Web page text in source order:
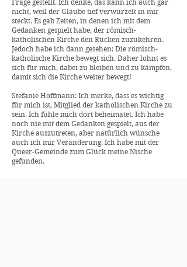
Frage gestellt. Ich denke, das kann ich auch gar
nicht, weil der Glaube tief verwurzelt in mir
steckt. Es gab Zeiten, in denen ich mit dem
Gedanken gespielt habe, der römisch-
katholischen Kirche den Rücken zuzukehren.
Jedoch habe ich dann gesehen: Die römisch-
katholische Kirche bewegt sich. Daher lohnt es
sich für mich, dabei zu bleiben und zu kämpfen,
damit sich die Kirche weiter bewegt!
Stefanie Hoffmann: Ich merke, dass es wichtig
für mich ist, Mitglied der katholischen Kirche zu
sein. Ich fühle mich dort beheimatet. Ich habe
noch nie mit dem Gedanken gespielt, aus der
Kirche auszutreten, aber natürlich wünsche
auch ich mir Veränderung. Ich habe mit der
Queer-Gemeinde zum Glück meine Nische
gefunden.